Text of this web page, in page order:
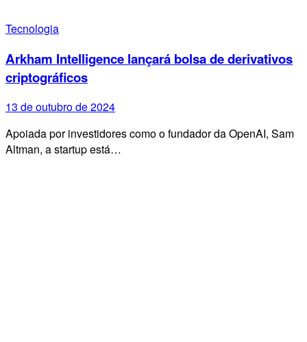
Tecnologia
Arkham Intelligence lançará bolsa de derivativos
criptográficos
13 de outubro de 2024
Apoiada por investidores como o fundador da OpenAI, Sam
Altman, a startup está…